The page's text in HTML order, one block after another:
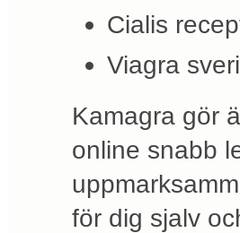
Cialis
Viagra
Kamagra gör
online snabb
för dig sjalv